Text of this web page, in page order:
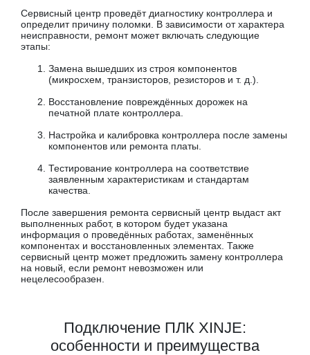
Сервисный центр проведёт диагностику контроллера и
определит причину поломки. В зависимости от характера
неисправности, ремонт может включать следующие
этапы:
Замена вышедших из строя компонентов
(микросхем, транзисторов, резисторов и т. д.).
Восстановление повреждённых дорожек на
печатной плате контроллера.
Настройка и калибровка контроллера после замены
компонентов или ремонта платы.
Тестирование контроллера на соответствие
заявленным характеристикам и стандартам
качества.
После завершения ремонта сервисный центр выдаст акт
выполненных работ, в котором будет указана
информация о проведённых работах, заменённых
компонентах и восстановленных элементах. Также
сервисный центр может предложить замену контроллера
на новый, если ремонт невозможен или
нецелесообразен.
Подключение ПЛК XINJE:
особенности и преимущества